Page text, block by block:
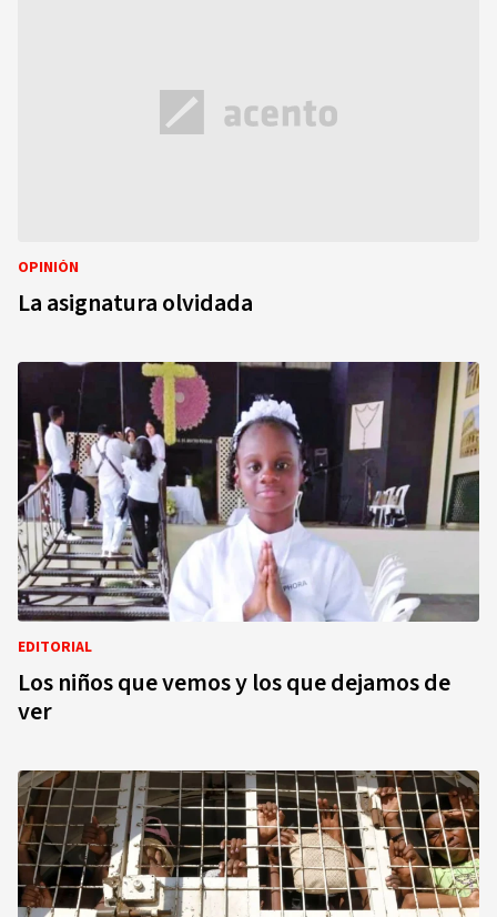
OPINIÓN
La asignatura olvidada
EDITORIAL
Los niños que vemos y los que dejamos de
ver